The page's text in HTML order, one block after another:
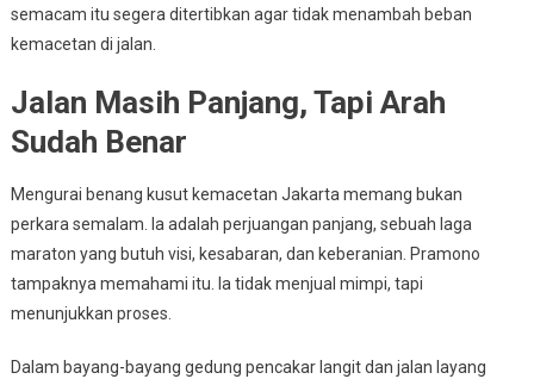
semacam itu segera ditertibkan agar tidak menambah beban
kemacetan di jalan.
Jalan Masih Panjang, Tapi Arah
Sudah Benar
Mengurai benang kusut kemacetan Jakarta memang bukan
perkara semalam. Ia adalah perjuangan panjang, sebuah laga
maraton yang butuh visi, kesabaran, dan keberanian. Pramono
tampaknya memahami itu. Ia tidak menjual mimpi, tapi
menunjukkan proses.
Dalam bayang-bayang gedung pencakar langit dan jalan layang